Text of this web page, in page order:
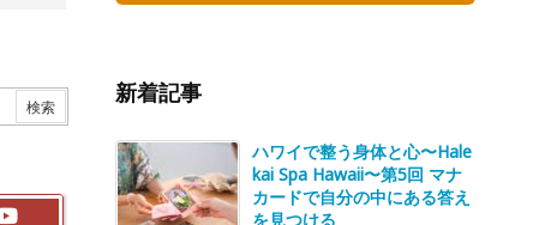
新着記事
ハワイで整う身体と心〜Hale
kai Spa Hawaii〜第5回 マナ
カードで自分の中にある答え
を見つける